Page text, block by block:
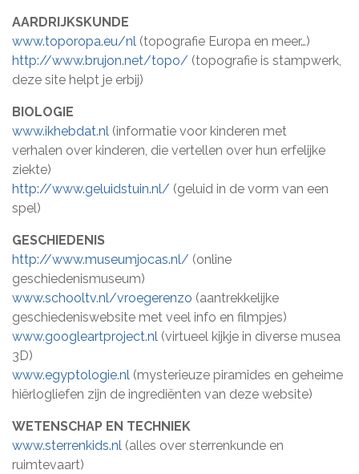
AARDRIJKSKUNDE
www.toporopa.eu/nl (topografie Europa en meer…)
http://www.brujon.net/topo/ (topografie is stampwerk,
deze site helpt je erbij)
BIOLOGIE
www.ikhebdat.nl (informatie voor kinderen met
verhalen over kinderen, die vertellen over hun erfelijke
ziekte)
http://www.geluidstuin.nl/ (geluid in de vorm van een
spel)
GESCHIEDENIS
http://www.museumjocas.nl/ (online
geschiedenismuseum)
www.schooltv.nl/vroegerenzo (aantrekkelijke
geschiedeniswebsite met veel info en filmpjes)
www.googleartproject.nl (virtueel kijkje in diverse musea
3D)
www.egyptologie.nl (mysterieuze piramides en geheime
hiërlogliefen zijn de ingrediënten van deze website)
WETENSCHAP EN TECHNIEK
www.sterrenkids.nl (alles over sterrenkunde en
ruimtevaart)